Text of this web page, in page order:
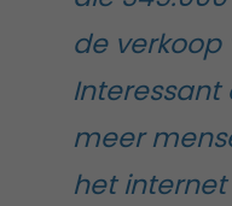
de
Interessant
meer
het